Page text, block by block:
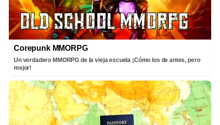
Corepunk MMORPG
Un verdadero MMORPG de la vieja escuela ¡Cómo los de antes, pero
mejor!